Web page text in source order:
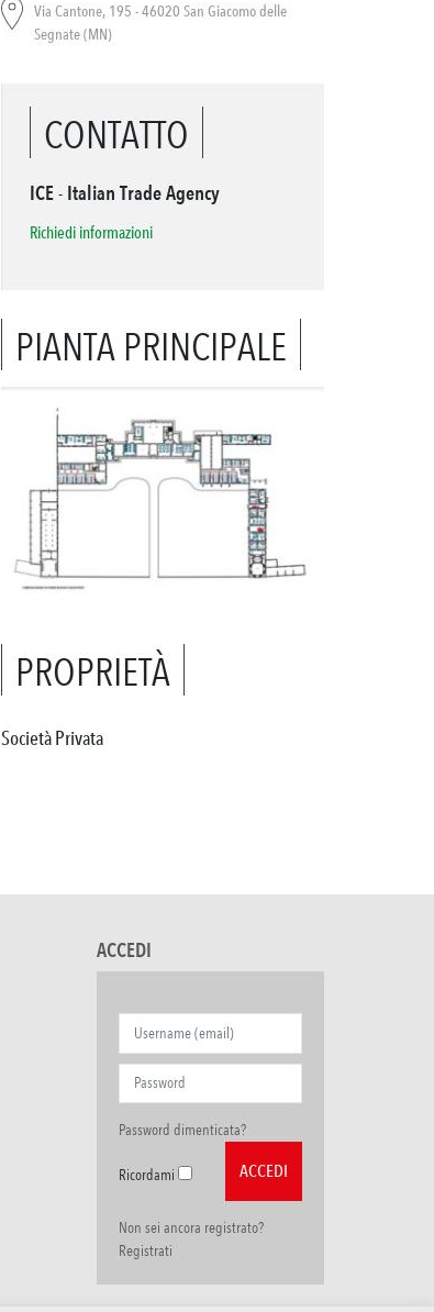
Via Cantone, 195 - 46020 San Giacomo delle
Segnate (MN)
CONTATTO
ICE - Italian Trade Agency
Richiedi informazioni
PIANTA PRINCIPALE
PROPRIETÀ
Società Privata
ACCEDI
Password dimenticata?
Ricordami
Non sei ancora registrato?
Registrati